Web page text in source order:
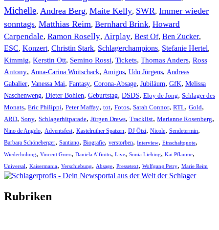
Michelle, Andrea Berg, Maite Kelly, SWR, Immer wieder
sonntags, Matthias Reim, Bernhard Brink, Howard
Carpendale, Ramon Roselly, Airplay, Best Of, Ben Zucker,
ESC, Konzert, Christin Stark, Schlagerchampions, Stefanie Hertel,
Kimmig, Kerstin Ott, Semino Rossi, Tickets, Thomas Anders, Ross
Antony, Anna-Carina Woitschack, Amigos, Udo Jürgens, Andreas
Gabalier, Vanessa Mai, Fantasy, Corona-Absage, Jubiläum, GfK, Melissa
Naschenweng, Dieter Bohlen, Geburtstag, DSDS, Eloy de Jong, Schlager des
Monats, Eric Philippi, Peter Maffay, tot, Fotos, Sarah Connor, RTL, Gold,
ARD, Sony, Schlagerhitparade, Jürgen Drews, Tracklist, Marianne Rosenberg,
Nino de Angelo, Adventsfest, Kastelruther Spatzen, DJ Ötzi, Nicole, Sendetermin,
Barbara Schöneberger, Santiano, Biografie, verstorben, Interview, Einschaltquote,
Wiederholung, Vincent Gross, Daniela Alfinito, Live, Sonia Liebing, Kai Pflaume,
Universal, Kaisermania, Verschiebung, Absage, Pressetext, Wolfgang Petry, Marie Reim
Rubriken